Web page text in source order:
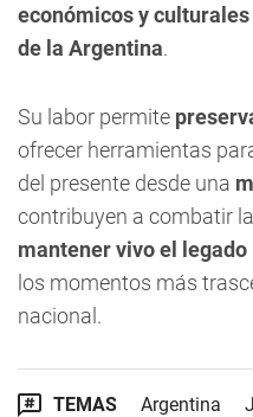
económicos y culturales
de la Argentina.
Su labor permite
ofrecer herramientas
del presente desde una
contribuyen a combatir la
mantener vivo el legado
los momentos más
nacional.
TEMAS Argentina